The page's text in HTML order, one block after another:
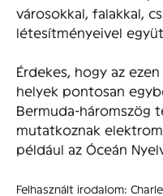
városokkal, falakkal,
létesítményeivel
Érdekes, hogy az
helyek pontosan
Bermuda-háromszög
mutatkoznak
például az Óceán
Felhasznált irodalom: